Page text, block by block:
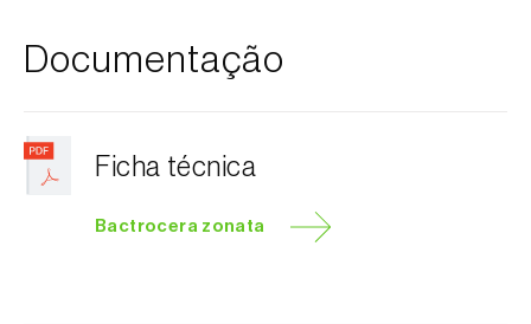
Documentação
Ficha técnica
Bactrocera zonata